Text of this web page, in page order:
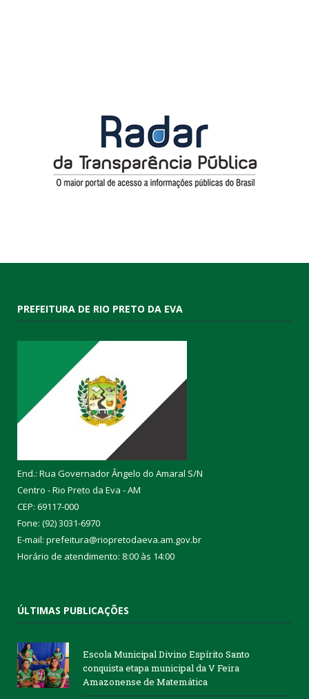
PREFEITURA DE RIO PRETO DA EVA
End.: Rua Governador Ângelo do Amaral S/N
Centro - Rio Preto da Eva - AM
CEP: 69117-000
Fone: (92) 3031-6970
E-mail: prefeitura@riopretodaeva.am.gov.br
Horário de atendimento: 8:00 às 14:00
ÚLTIMAS PUBLICAÇÕES
Escola Municipal Divino Espírito Santo
conquista etapa municipal da V Feira
Amazonense de Matemática